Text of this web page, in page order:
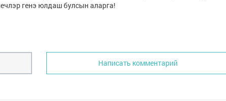
генэ юлдаш булсын аларга!
Написать комментарий